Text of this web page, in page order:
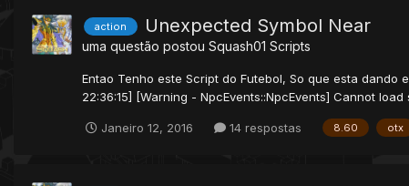
action Unexpected Symbol Near
uma questão postou Squash01 Scripts
Entao Tenho este Script do Futebol, So que esta dando
22:36:15] [Warning - NpcEvents::NpcEvents] Cannot
Janeiro 12, 2016 14 respostas 8.60 otx